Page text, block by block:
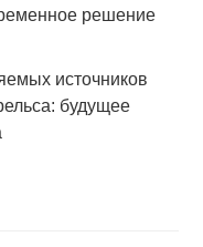
решение
источников
будущее